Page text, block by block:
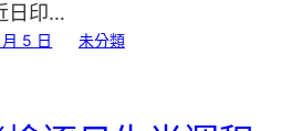
日印…
5 日 未分類